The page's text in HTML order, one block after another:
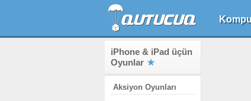
iPhone & iPad üçün
Oyunlar
Aksiyon Oyunları